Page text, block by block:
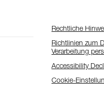
Rechtliche
Richtlinien zum
Verarbeitung
Accessibility
Cookie-